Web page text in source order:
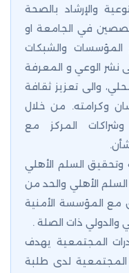
والإرشاد بالصحة
في الجامعة او
والشبكات
نشر الوعي و المعرفة
والى تعزيز ثقافة
وكرامته. من خلال
وشراكات المركز مع
وتحقيق السلم الأهلي
الأهلي والحد من
مع المؤسسة الأمنية
والدولي ذات الصلة .
المجتمعية يهدف
المجتمعية لدى طلبة